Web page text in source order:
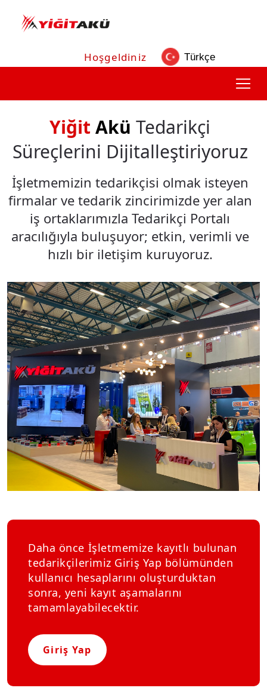
Hoşgeldiniz
Yiğit Akü Tedarikçi
Süreçlerini Dijitalleştiriyoruz
İşletmemizin tedarikçisi olmak isteyen
firmalar ve tedarik zincirimizde yer alan
iş ortaklarımızla Tedarikçi Portalı
aracılığıyla buluşuyor; etkin, verimli ve
hızlı bir iletişim kuruyoruz.
Daha önce İşletmemize kayıtlı bulunan
tedarikçilerimiz Giriş Yap bölümünden
kullanıcı hesaplarını oluşturduktan
sonra, yeni kayıt aşamalarını
tamamlayabilecektir.
Giriş Yap